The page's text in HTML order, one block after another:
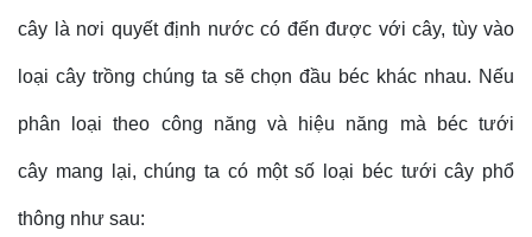
cây là nơi quyết định nước có đến được với cây, tùy vào
loại cây trồng chúng ta sẽ chọn đầu béc khác nhau. Nếu
phân loại theo công năng và hiệu năng mà béc tưới
cây mang lại, chúng ta có một số loại béc tưới cây phổ
thông như sau: